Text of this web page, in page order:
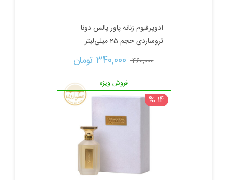
ادوپرفیوم زنانه پاور پالس دونا
تروساردی حجم 25 میلی‌لیتر
460,000 قیمت
اصلی:
بود.
340,000 تومان
فعلی:
340,000 تومان.
فروش ویژه
14 %